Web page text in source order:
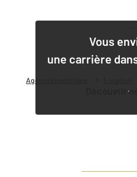
Agence immobilière
Vous
une carrière
Découvrir